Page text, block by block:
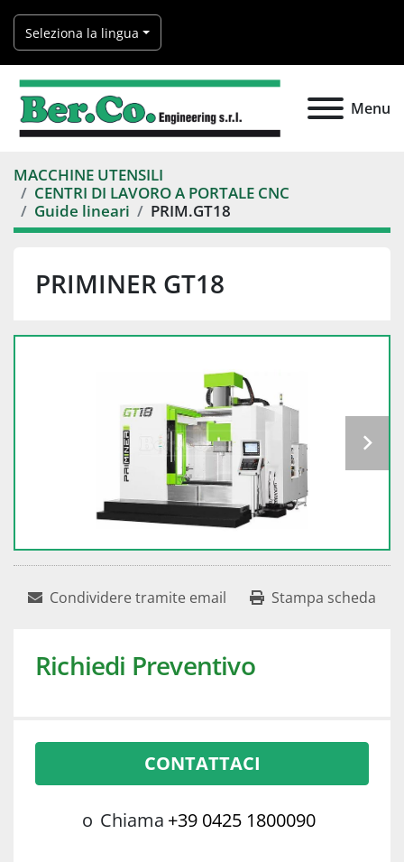
Seleziona la lingua
Menu
MACCHINE UTENSILI
CENTRI DI LAVORO A PORTALE CNC
Guide lineari
PRIM.GT18
PRIMINER GT18
Condividere tramite email Stampa scheda
Richiedi Preventivo
CONTATTACI
o Chiama +39 0425 1800090